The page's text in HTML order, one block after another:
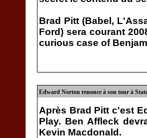
Brad Pitt (Babel,
Ford) sera courant
curious case of
Edward Norton renonce à son tour à
Après Brad Pitt c'est
Play. Ben Affleck
Kevin Macdonald.